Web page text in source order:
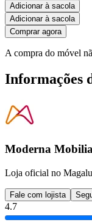
Adicionar à sacola
Adicionar à sacola
Comprar agora
A compra do móvel
Informações
Moderna
Loja oficial no Magalu
Fale com lojista
4.7